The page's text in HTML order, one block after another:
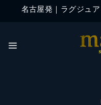
名古屋発｜ラグジュ